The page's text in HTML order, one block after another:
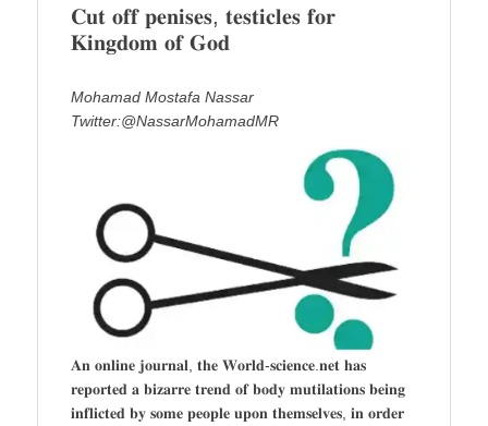
𝐂𝐮𝐭 𝐨𝐟𝐟 𝐩𝐞𝐧𝐢𝐬𝐞𝐬, 𝐭𝐞𝐬𝐭𝐢𝐜𝐥𝐞𝐬 𝐟𝐨𝐫
𝐊𝐢𝐧𝐠𝐝𝐨𝐦 𝐨𝐟 𝐆𝐨𝐝
Mohamad Mostafa Nassar
Twitter:@NassarMohamadMR
𝐀𝐧 𝐨𝐧𝐥𝐢𝐧𝐞 𝐣𝐨𝐮𝐫𝐧𝐚𝐥, 𝐭𝐡𝐞 𝐖𝐨𝐫𝐥𝐝-𝐬𝐜𝐢𝐞𝐧𝐜𝐞.𝐧𝐞𝐭 𝐡𝐚𝐬
𝐫𝐞𝐩𝐨𝐫𝐭𝐞𝐝 𝐚 𝐛𝐢𝐳𝐚𝐫𝐫𝐞 𝐭𝐫𝐞𝐧𝐝 𝐨𝐟 𝐛𝐨𝐝𝐲 𝐦𝐮𝐭𝐢𝐥𝐚𝐭𝐢𝐨𝐧𝐬 𝐛𝐞𝐢𝐧𝐠
𝐢𝐧𝐟𝐥𝐢𝐜𝐭𝐞𝐝 𝐛𝐲 𝐬𝐨𝐦𝐞 𝐩𝐞𝐨𝐩𝐥𝐞 𝐮𝐩𝐨𝐧 𝐭𝐡𝐞𝐦𝐬𝐞𝐥𝐯𝐞𝐬, 𝐢𝐧 𝐨𝐫𝐝𝐞𝐫